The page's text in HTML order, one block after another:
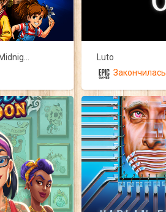
Echo Generation: Midnight Edition
Luto
Закончилась